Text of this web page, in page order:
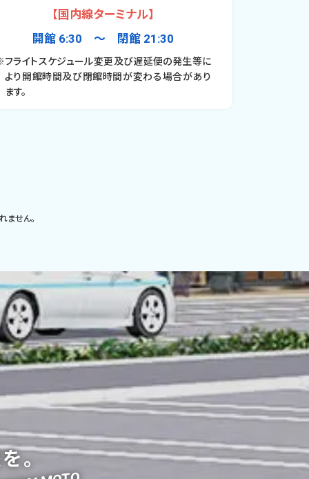
【国内線ターミナル】
開館 6:30 〜 閉館 21:30
ライトスケジュール変更及び遅延便の発生等に
より開館時間及び閉館時間が変わる場合があり
ます。
ません。
。